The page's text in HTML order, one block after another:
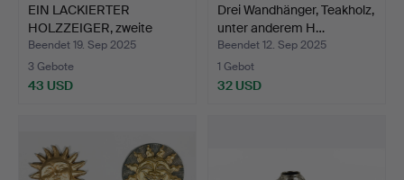
EIN LACKIERTER
HOLZZEIGER, zweite
Hälfte d…
Beendet 19. Sep 2025
3 Gebote
43 USD
Drei Wandhänger, Teakholz,
unter anderem H…
Beendet 12. Sep 2025
1 Gebot
32 USD